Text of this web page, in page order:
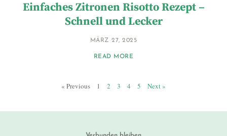
Einfaches Zitronen Risotto Rezept –
Schnell und Lecker
MÄRZ 27, 2025
READ MORE
« Previous 1 2 3 4 5 Next »